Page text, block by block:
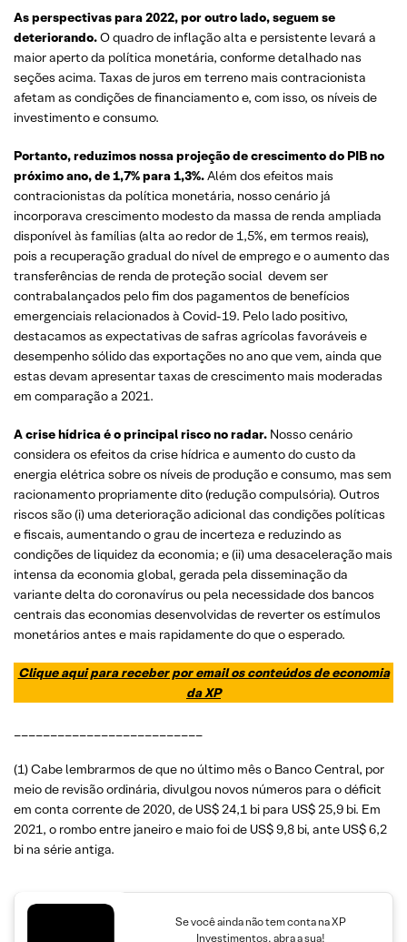
As perspectivas para 2022, por outro lado, seguem se
deteriorando.O quadro de inflação alta e persistente levará a
maior aperto da política monetária, conforme detalhado nas
seções acima. Taxas de juros em terreno mais contracionista
afetam as condições de financiamento e, com isso, os níveis de
investimento e consumo.
Portanto, reduzimos nossa projeção de crescimento do PIB no
próximo ano, de 1,7% para 1,3%.Além dos efeitos mais
contracionistas da política monetária, nosso cenário já
incorporava crescimento modesto da massa de renda ampliada
disponível às famílias (alta ao redor de 1,5%, em termos reais),
pois a recuperação gradual do nível de emprego e o aumento das
transferências de renda de proteção social devem ser
contrabalançados pelo fim dos pagamentos de benefícios
emergenciais relacionados à Covid-19. Pelo lado positivo,
destacamos as expectativas de safras agrícolas favoráveis e
desempenho sólido das exportações no ano que vem, ainda que
estas devam apresentar taxas de crescimento mais moderadas
em comparação a 2021.
A crise hídrica é o principal risco no radar. Nosso cenário
considera os efeitos da crise hídrica e aumento do custo da
energia elétrica sobre os níveis de produção e consumo, mas sem
racionamento propriamente dito (redução compulsória). Outros
riscos são (i) uma deterioração adicional das condições políticas
e fiscais, aumentando o grau de incerteza e reduzindo as
condições de liquidez da economia; e (ii) uma desaceleração mais
intensa da economia global, gerada pela disseminação da
variante delta do coronavírus ou pela necessidade dos bancos
centrais das economias desenvolvidas de reverter os estímulos
monetários antes e mais rapidamente do que o esperado.
Clique aqui para receber por email os conteúdos de economia
da XP
(1) Cabe lembrarmos de que no último mês o Banco Central, por
meio de revisão ordinária, divulgou novos números para o déficit
em conta corrente de 2020, de US$ 24,1 bi para US$ 25,9 bi. Em
2021, o rombo entre janeiro e maio foi de US$ 9,8 bi, ante US$ 6,2
bi na série antiga.
Se você ainda não tem conta na XP
Investimentos, abra a sua!